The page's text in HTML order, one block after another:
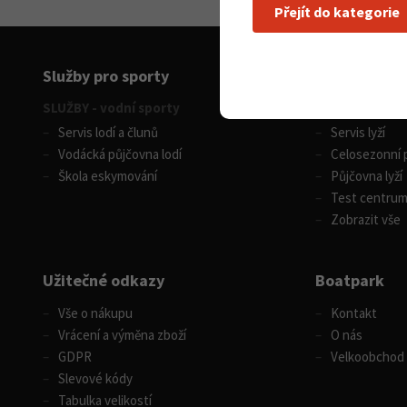
Služby pro sporty
SLUŽBY - vodní sporty
Servis lodí a člunů
Vodácká půjčovna lodí
Škola eskymování
Servis lyží
Celosezonní
Půjčovna lyží
Test
Zobrazit vše
Užitečné odkazy
Vše o nákupu
Vrácení a výměna zboží
GDPR
Slevové kódy
Tabulka velikostí
Boatpark
Kontakt
O nás
Velkoobchod
Přejít do kategorie